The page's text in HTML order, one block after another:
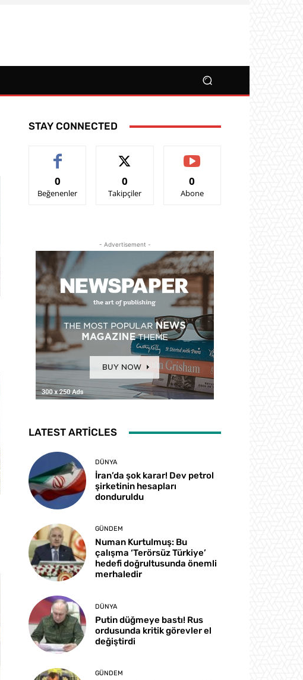
STAY CONNECTED
0
Beğenenler
0
Takipçiler
0
Abone
- Advertisement -
LATEST ARTICLES
DÜNYA
İran’da şok karar! Dev petrol
şirketinin hesapları
donduruldu
GÜNDEM
Numan Kurtulmuş: Bu
çalışma ‘Terörsüz Türkiye’
hedefi doğrultusunda önemli
merhaledir
DÜNYA
Putin düğmeye bastı! Rus
ordusunda kritik görevler el
değiştirdi
GÜNDEM